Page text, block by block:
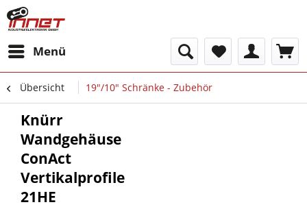
Menü
Übersicht 19"/10" Schränke - Zubehör
Knürr
Wandgehäuse
ConAct
Vertikalprofile
21HE